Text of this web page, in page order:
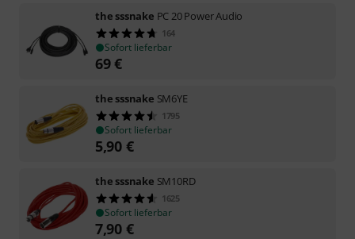
the sssnake PC 20 Power Audio
164
Sofort lieferbar
69€
the sssnake SM6YE
1795
Sofort lieferbar
5,90 €
the sssnake SM10RD
1625
Sofort lieferbar
7,90 €